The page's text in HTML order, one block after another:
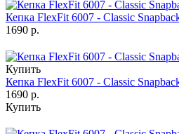
Кепка FlexFit 6007 - Classic
1690 р.
Купить
Кепка FlexFit 6007 - Classic
1690 р.
Купить